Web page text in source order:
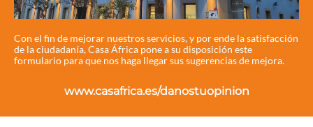
Con el fin de mejorar nuestros servicios, y por ende la satisfacción
de la ciudadanía, Casa África pone a su disposición este
formulario para que nos haga llegar sus sugerencias de mejora.
www.casafrica.es/danostuopinion